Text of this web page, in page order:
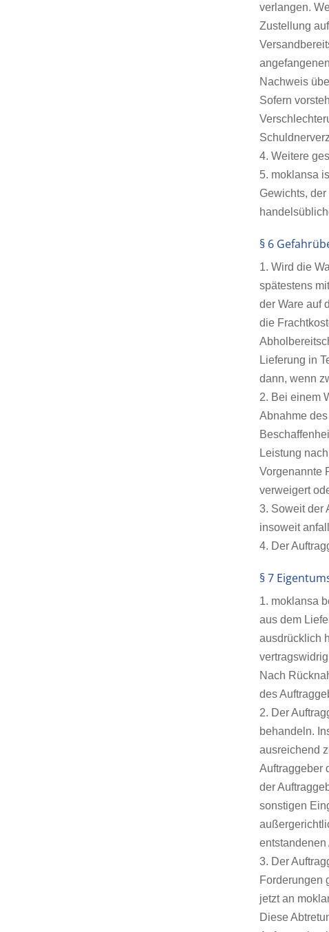
verlangen.
Zustellung
Nachweis
Sofern
4. Weitere
5. moklansa
Gewichts,
§ 6
1. Wird die
spätestens
der Ware auf
die
Lieferung in
dann, wenn
2. Bei einem
Abnahme
Leistung
Vorgenannte
verweigert
3. Soweit der
insoweit
4. Der
§ 7
1. moklansa
aus dem
ausdrücklich
Nach
des
2. Der
behandeln.
ausreichend
Auftraggeber
der
sonstigen
entstandenen
3. Der
Forderungen
jetzt an
Diese